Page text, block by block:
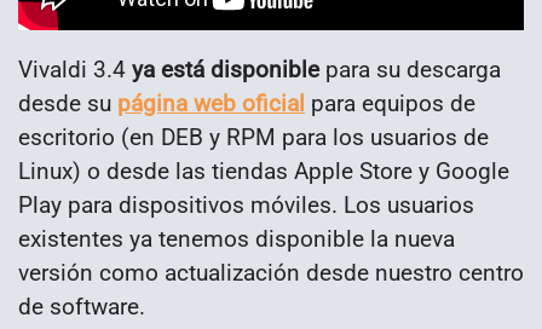
Vivaldi 3.4 ya está disponiblepara su descarga
desde su página web oficial para equipos de
escritorio (en DEB y RPM para los usuarios de
Linux) o desde las tiendas Apple Store y Google
Play para dispositivos móviles. Los usuarios
existentes ya tenemos disponible la nueva
versión como actualización desde nuestro centro
de software.